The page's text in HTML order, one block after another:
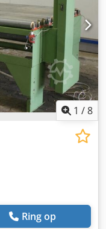
mm (l x b x h) -
[stk.]: 1
pris er ekskl.
fradrages for
muligt til enhver tid
Diebels
1 /8
Ring op